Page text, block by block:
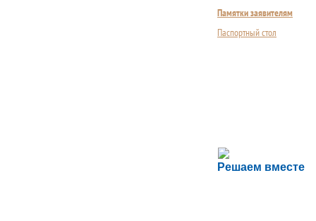
Памятки заявителям
Паспортный стол
Решаем вместе
Сложности с
Сообщите об этом